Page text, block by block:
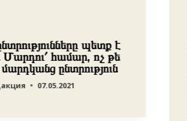
պետք է
Մարդու՛ համար, ոչ թե
ընտրություն
07.05.2021